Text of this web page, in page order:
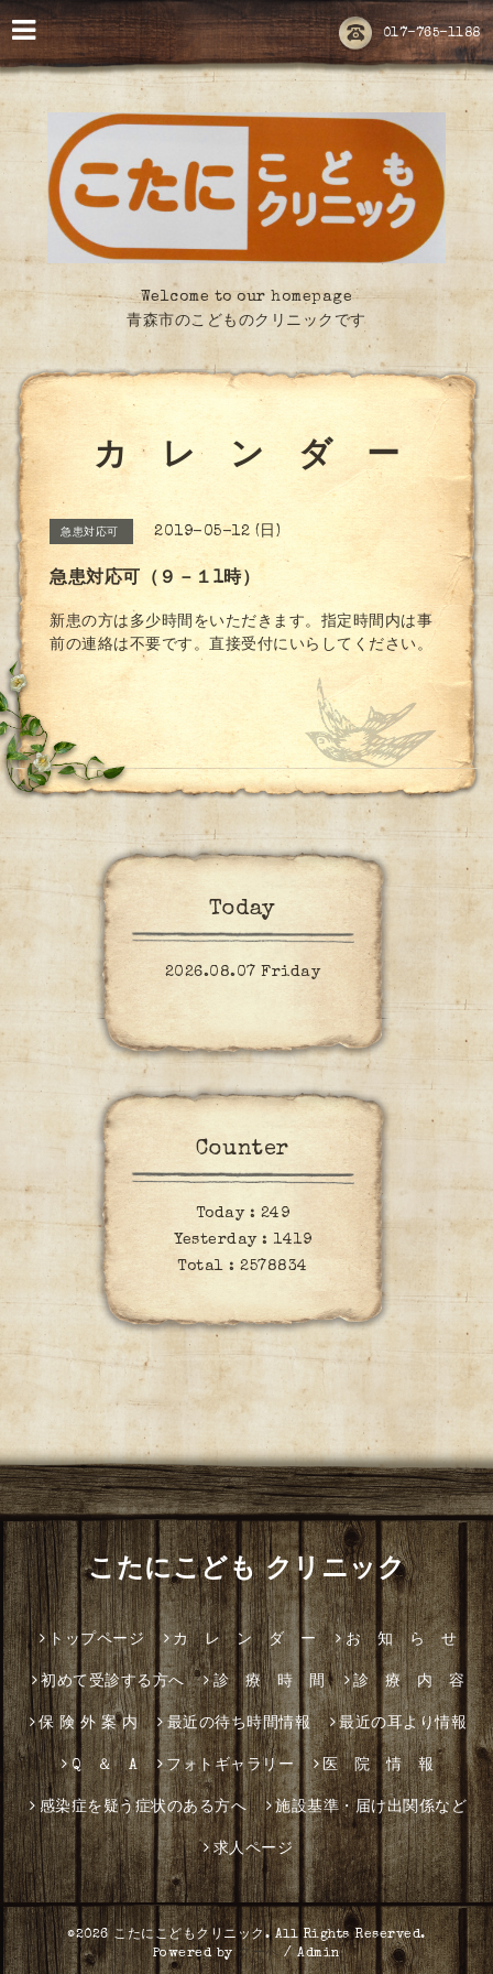
017-765-1188
Welcome to our homepage
青森市のこどものクリニックです
カ レ ン ダ ー
急患対応可 2019-05-12 (日)
急患対応可（９－１1時）
新患の方は多少時間をいただきます。指定時間内は事
前の連絡は不要です。直接受付にいらしてください。
Today
2026.08.07 Friday
Counter
Today : 249
Yesterday : 1419
Total :2578834
こたにこども クリニック
トップページ カ レ ン ダ ー お 知 ら せ
初めて受診する方へ 診 療 時 間 診 療 内 容
保 険 外 案 内 最近の待ち時間情報 最近の耳より情報
Q ＆ A フォトギャラリー 医 院 情 報
感染症を疑う症状のある方へ 施設基準・届け出関係など
求人ページ
©2026こたにこどもクリニック . All Rights Reserved.
Powered by グーペ /Admin